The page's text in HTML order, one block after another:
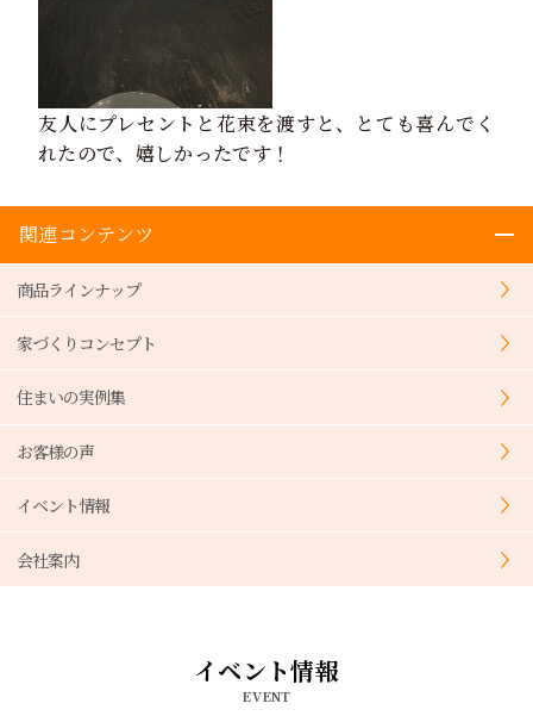
友人にプレセントと花束を渡すと、とても喜んでく
れたので、嬉しかったです！
関連コンテンツ
商品ラインナップ
家づくりコンセプト
住まいの実例集
お客様の声
イベント情報
会社案内
イベント情報
EVENT